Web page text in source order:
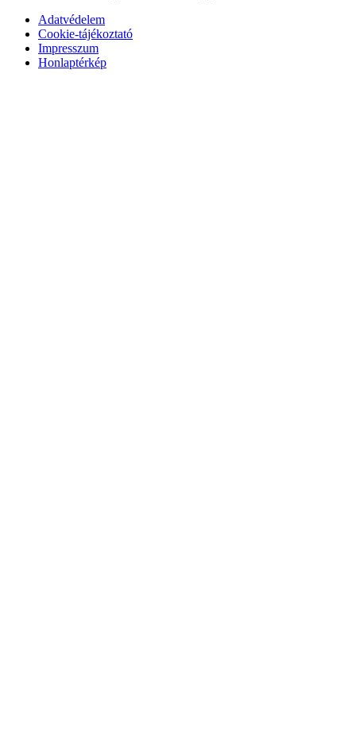
Adatvédelem
Cookie-tájékoztató
Impresszum
Honlaptérkép